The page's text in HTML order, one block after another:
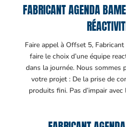
FABRICANT AGENDA
Faire appel à Offset 5, Fabricant
faire le choix d’une équipe
dans la journée. Nous sommes
votre projet : De la prise de
produits fini. Pas d’impair